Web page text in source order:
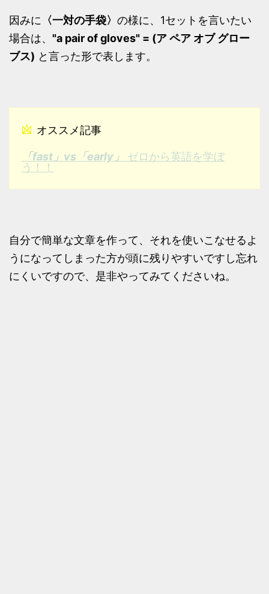
因みに 〈一対の手袋〉 の様に、1セットを言いたい
場合は、 "a pair of gloves" = (ア ペア オブ グロー
ブス) と言った形で表します。
オススメ記事
「fast」vs「early」
ゼロから英語を学ぼ
う！！
自分で簡単な文章を作って、それを使いこなせるよ
うになってしまった方が頭に残りやすいですし忘れ
にくいですので、是非やってみてくださいね。